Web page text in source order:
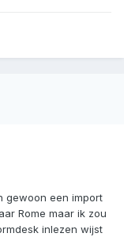
gewoon een import
Rome maar ik zou
inlezen wijst